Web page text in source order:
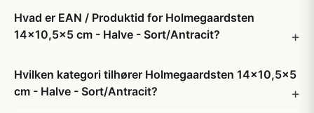
Hvad er EAN / Produktid for Holmegaardsten
14x10,5x5 cm - Halve - Sort/Antracit?
Hvilken kategori tilhører Holmegaardsten 14x10,5x5
cm - Halve - Sort/Antracit?